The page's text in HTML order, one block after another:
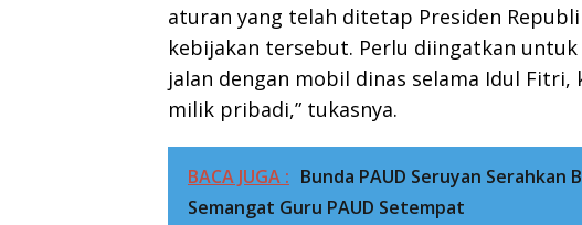
aturan yang telah ditetap Presiden
kebijakan tersebut. Perlu diingatkan
jalan dengan mobil dinas selama Idul
milik pribadi,” tukasnya.
BACA JUGA : Bunda PAUD Seruyan Serahkan
Semangat Guru PAUD Setempat